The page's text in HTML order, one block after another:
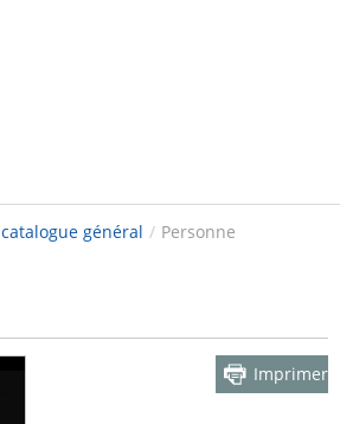
catalogue général / Personne
Imprimer